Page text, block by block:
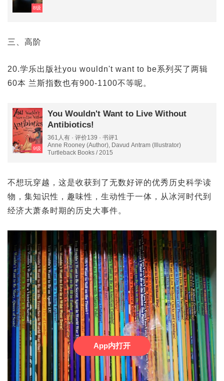
8级
三、高阶
20.学乐出版社you wouldn't want to be系列买了两辑
60本 兰斯指数也有900-1100不等呢。
9级
You Wouldn't Want to Live Without
Antibiotics!
361人有 · 评价139 · 书评1
Anne Rooney (Author), Davud Antram (Illustrator)
Turtleback Books / 2015
不想玩穿越，这是收获到了无数好评的优秀历史科学读
物，集知识性，趣味性，生动性于一体，从冰河时代到
经济大萧条时期的历史大事件。
App内打开